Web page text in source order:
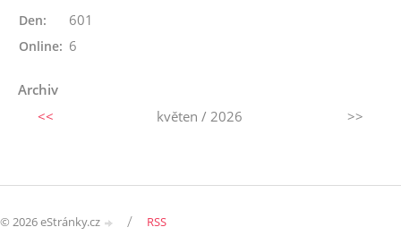
Online: 6
Den: 601
Archiv
<<
květen / 2026 >>
© 2026 eStránky.cz / RSS